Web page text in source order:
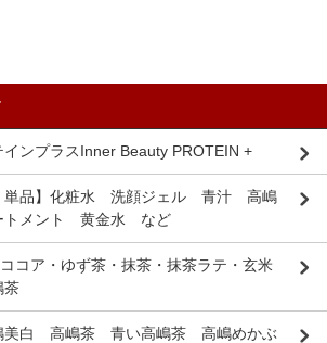
ンプラスInner Beauty PROTEIN +
・単品】化粧水 洗顔ジェル 青汁 高嶋
トメント 黄金水 など
コア・ゆず茶・抹茶・抹茶ラテ・玄米
茶
美白 高嶋茶 青い高嶋茶 高嶋めかぶ